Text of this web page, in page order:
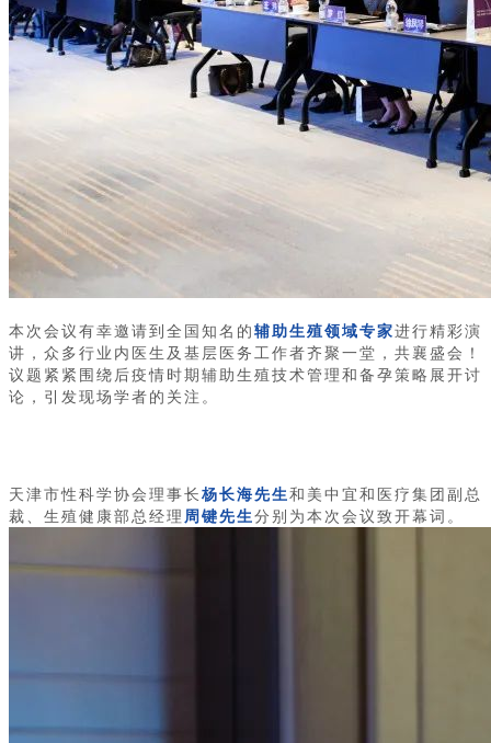
本次会议有幸邀请到全国知名的辅助生殖领域专家进行精彩演
讲，众多行业内医生及基层医务工作者齐聚一堂，共襄盛会！
议题紧紧围绕后疫情时期辅助生殖技术管理和备孕策略展开讨
论，引发现场学者的关注。
天津市性科学协会理事长杨长海先生和美中宜和医疗集团副总
裁、生殖健康部总经理 周键先生分别为本次会议致开幕词。